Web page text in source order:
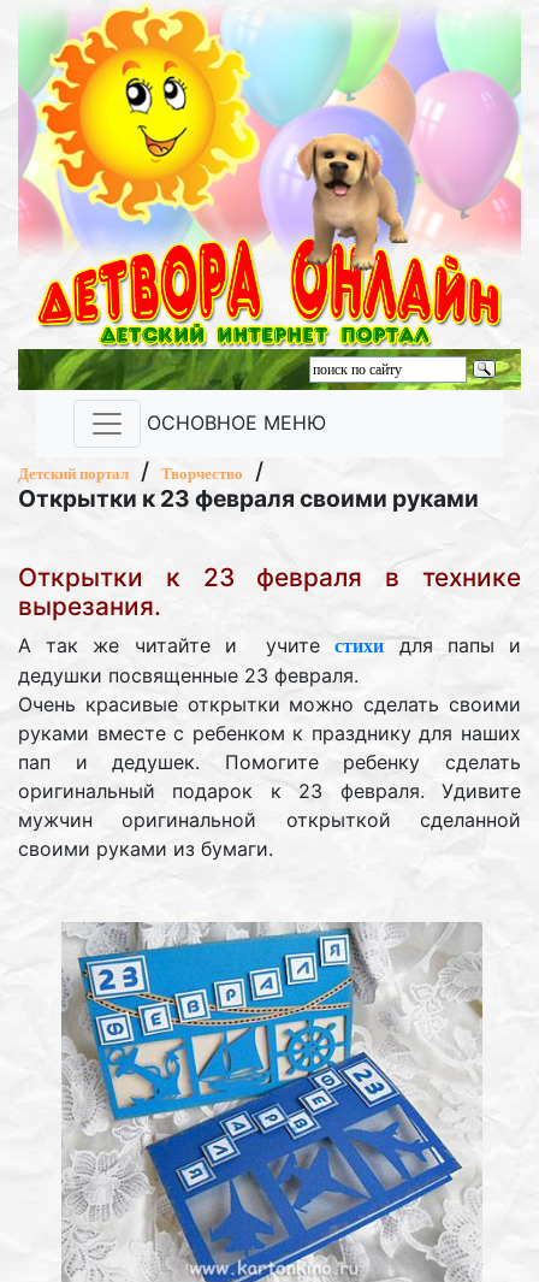
ОСНОВНОЕ МЕНЮ
Детский портал / Творчество
/
Открытки к 23 февраля своими руками
Открытки к 23 февраля в технике
вырезания.
А так же читайте и учитестихи для папы и
дедушки посвященные 23 февраля.
Очень красивые открытки можно сделать своими
руками вместе с ребенком к празднику для наших
пап и дедушек. Помогите ребенку сделать
оригинальный подарок к 23 февраля. Удивите
мужчин оригинальной открыткой сделанной
своими руками из бумаги.